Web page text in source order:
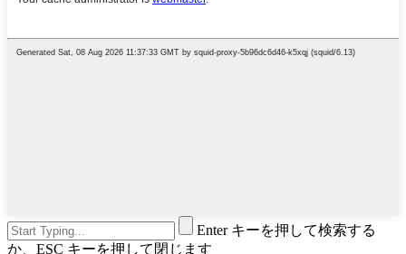
Enter キーを押して検索する
か、ESC キーを押して閉じます